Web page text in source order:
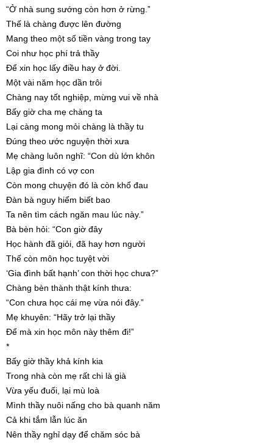
“Ở nhà sung sướng còn hơn ở rừng.”
Thế là chàng được lên đường
Mang theo một số tiền vàng trong tay
Coi như học phí trả thầy
Để xin học lấy điều hay ở đời.
Một vài năm học dần trôi
Chàng nay tốt nghiệp, mừng vui về nhà
Bấy giờ cha mẹ chàng ta
Lại càng mong mỏi chàng là thầy tu
Đúng theo ước nguyện thời xưa
Mẹ chàng luôn nghĩ: “Con dù lớn khôn
Lập gia đình có vợ con
Còn mong chuyện đó là còn khổ đau
Đàn bà nguy hiểm biết bao
Ta nên tìm cách ngăn mau lúc này.”
Bà bèn hỏi: “Con giờ đây
Học hành đã giỏi, đã hay hơn người
Thế còn môn học tuyệt vời
‘Gia đình bất hạnh’ con thời học chưa?”
Chàng bèn thành thật kính thưa:
“Con chưa học cái mẹ vừa nói đây.”
Mẹ khuyên: “Hãy trở lại thầy
Để mà xin học môn này thêm đi!”
*
Bấy giờ thầy khả kính kia
Trong nhà còn mẹ rất chi là già
Vừa yếu đuối, lại mù loà
Mình thầy nuôi nấng cho bà quanh năm
Cả khi tắm lẫn lúc ăn
Nên thầy nghỉ dạy để chăm sóc bà